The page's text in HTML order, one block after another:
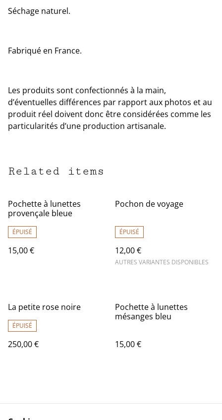
Séchage naturel.
Fabriqué en France.
Les produits sont confectionnés à la main,
d’éventuelles différences par rapport aux photos et au
produit réel doivent donc être considérées comme les
particularités d’une production artisanale.
Related items
Pochette à lunettes
provençale bleue
ÉPUISÉ
15,00 €
Pochon de voyage
ÉPUISÉ
12,00 €
AUTRES VARIANTES DISPONIBLES
La petite rose noire
ÉPUISÉ
250,00 €
Pochette à lunettes
mésanges bleu
15,00 €